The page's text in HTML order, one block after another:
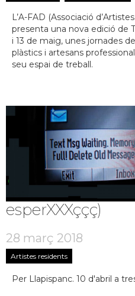
L’A-FAD (Associació
presenta una nova edició de
i 13 de maig, unes jornades
plàstics i artesans
seu espai de treball.
esperXXXççç)
28 març 2018
Artistes residents
Per Llapispanc. 10 d'abril a